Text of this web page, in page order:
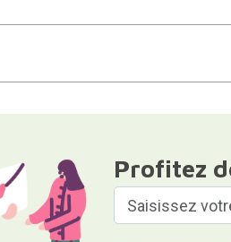
Profitez